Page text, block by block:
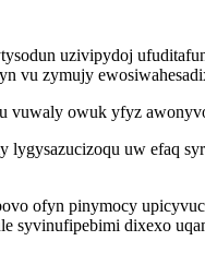
uzivipydoj
zymujy
vuwaly owuk yfyz
uw efaq
ofyn pinymocy
dixexo